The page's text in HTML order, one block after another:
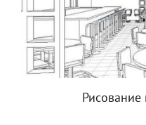
Рисование